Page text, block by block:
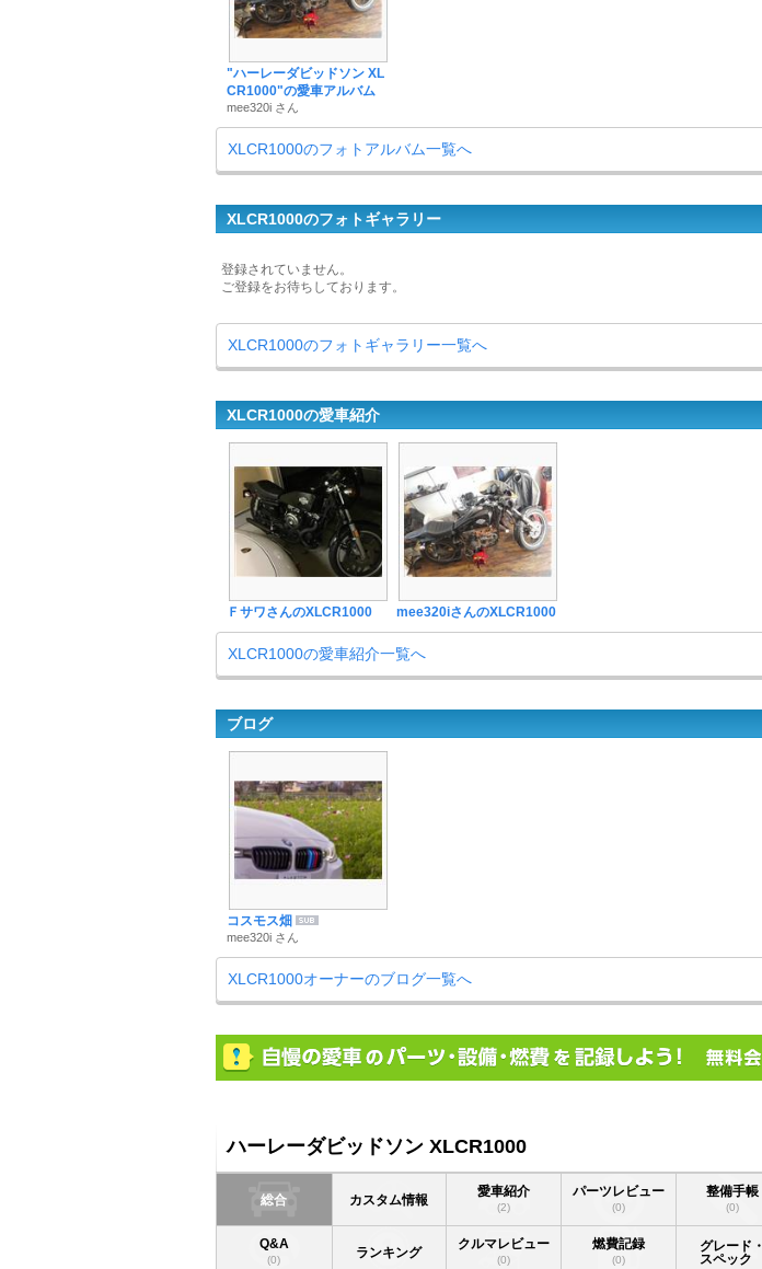
"ハーレーダビッドソン XL
CR1000"の愛車アルバム
mee320i さん
XLCR1000のフォトアルバム一覧へ
XLCR1000のフォトギャラリー
登録されていません。
ご登録をお待ちしております。
XLCR1000のフォトギャラリー一覧へ
XLCR1000の愛車紹介
ＦサワさんのXLCR1000 mee320iさんのXLCR1000
XLCR1000の愛車紹介一覧へ
ブログ
コスモス畑
mee320i さん
XLCR1000オーナーのブログ一覧へ
ハーレーダビッドソン XLCR1000
総合 カスタム情報
愛車紹介
(2)
パーツレビュー
(0)
整備手帳
(0)
Q&A
(0) ランキング
クルマレビュー
(0)
燃費記録
(0)
グレード・
スペック